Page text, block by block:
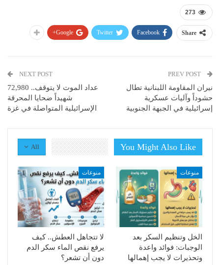
273
Share
Facebook
Twitter
Google+
نيران المقاومة اللبنانية تطال
حشوداً وآليات عسكرية
إسرائيلية في الجبهة الجنوبية
NEXT POST
عداد الموت لا يتوقف.. 72,980
شهيداً ضحايا المحرقة
الإسرائيلية المتواصلة في غزة
All You Might Also Like
منوعات
الخل وتنظيم السكر بعد
الوجبات: فوائد واعدة
وتحذيرات لا يجب إهمالها
منوعات
لا تتجاهل العطش.. كيف
يرفع نقص الماء سكر الدم
دون أن تشعر؟